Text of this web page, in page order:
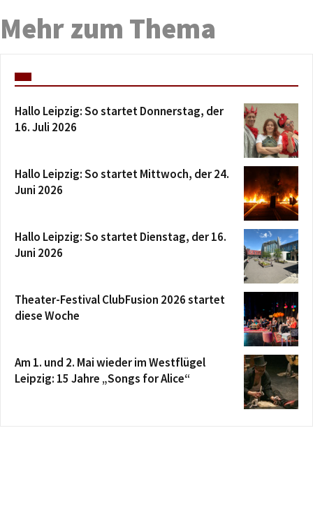
Mehr zum Thema
Hallo Leipzig: So startet Donnerstag, der
16. Juli 2026
Hallo Leipzig: So startet Mittwoch, der 24.
Juni 2026
Hallo Leipzig: So startet Dienstag, der 16.
Juni 2026
Theater-Festival ClubFusion 2026 startet
diese Woche
Am 1. und 2. Mai wieder im Westflügel
Leipzig: 15 Jahre „Songs for Alice“